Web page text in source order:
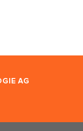
AG